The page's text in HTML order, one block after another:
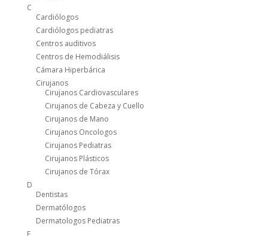
C
Cardiólogos
Cardiólogos pediatras
Centros auditivos
Centros de Hemodiálisis
Cámara Hiperbárica
Cirujanos
Cirujanos Cardiovasculares
Cirujanos de Cabeza y Cuello
Cirujanos de Mano
Cirujanos Oncologos
Cirujanos Pediatras
Cirujanos Plásticos
Cirujanos de Tórax
D
Dentistas
Dermatólogos
Dermatologos Pediatras
E